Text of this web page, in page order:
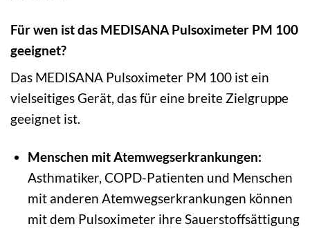
Für wen ist das MEDISANA Pulsoximeter PM 100
geeignet?
Das MEDISANA Pulsoximeter PM 100 ist ein
vielseitiges Gerät, das für eine breite Zielgruppe
geeignet ist.
Menschen mit Atemwegserkrankungen:
Asthmatiker, COPD-Patienten und Menschen
mit anderen Atemwegserkrankungen können
mit dem Pulsoximeter ihre Sauerstoffsättigung